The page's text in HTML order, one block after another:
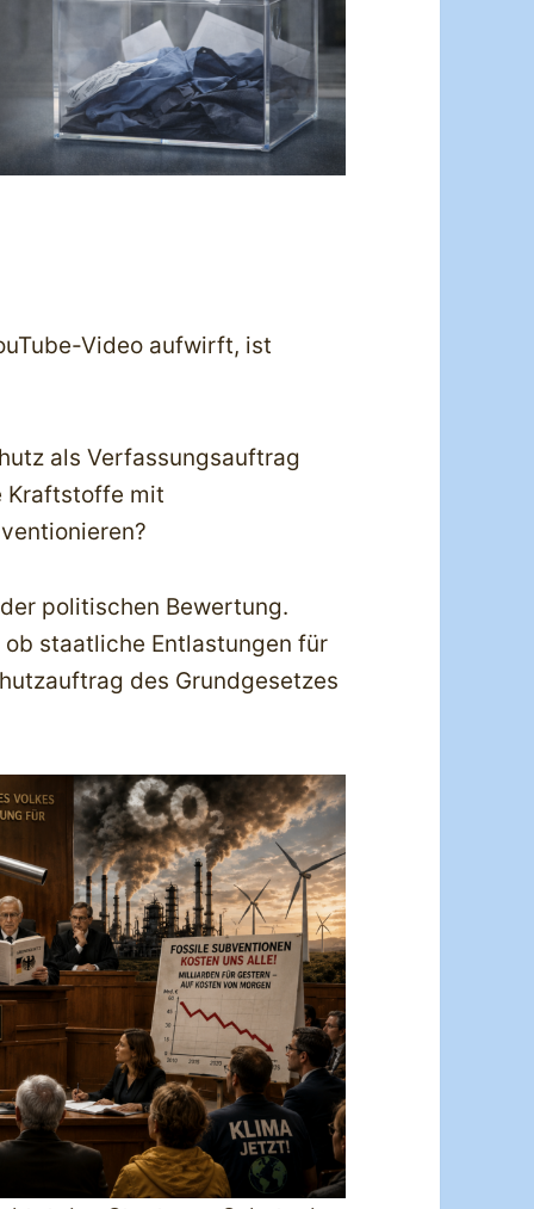
Video aufwirft, ist
als Verfassungsauftrag
Kraftstoffe mit
politischen Bewertung.
staatliche Entlastungen für
des Grundgesetzes